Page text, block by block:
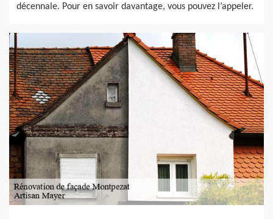
décennale. Pour en savoir davantage, vous pouvez l’appeler.